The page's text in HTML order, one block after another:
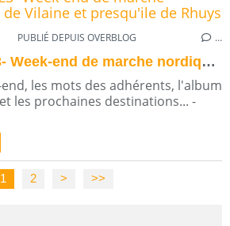
PUBLIÉ DEPUIS OVERBLOG …
1er et 2 avril 2023- Week-end de marche nordique en bord de Vilaine et presqu'ile de Rhuys
les mots des adhérents, l'album
les prochaines destinations... -
1 2 > >>